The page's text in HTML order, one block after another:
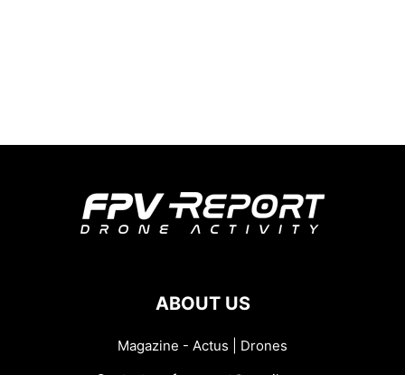
ABOUT US
Magazine - Actus | Drones